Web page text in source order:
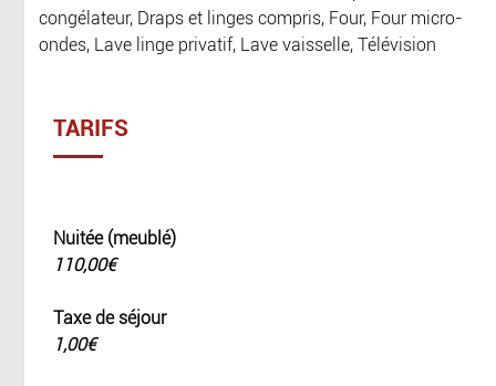
congélateur, Draps et linges compris, Four, Four micro-
ondes, Lave linge privatif, Lave vaisselle, Télévision
TARIFS
Nuitée (meublé)
110,00€
Taxe de séjour
1,00€